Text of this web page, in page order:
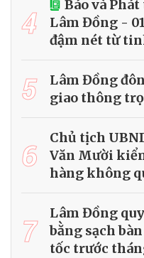
4
Báo và
Lâm Đồng -
đậm nét từ
5
Lâm Đồng
giao thông
6
Chủ tịch
Văn Mười
hàng không
7
Lâm Đồng
bằng sạch
tốc trước